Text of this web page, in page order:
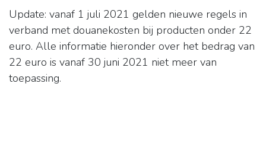
Update: vanaf 1 juli 2021 gelden nieuwe regels in
verband met douanekosten bij producten onder 22
euro. Alle informatie hieronder over het bedrag van
22 euro is vanaf 30 juni 2021 niet meer van
toepassing.